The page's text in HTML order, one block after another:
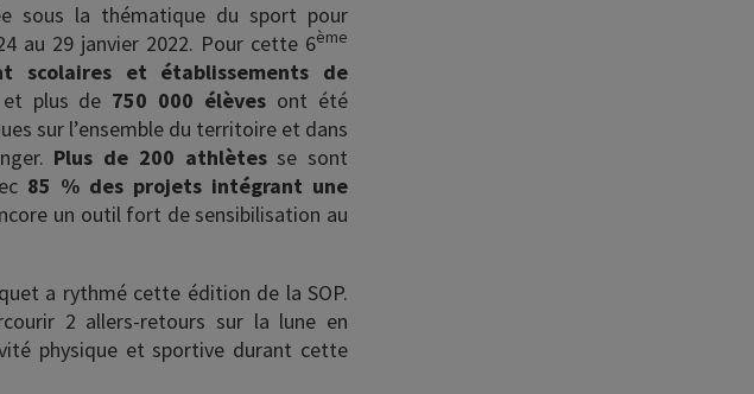
sous la thématique du sport pour
au 29 janvier 2022. Pour cette 6ème
scolaires et établissements de
plus de 750 000 élèves ont été
sur l’ensemble du territoire et dans
Plus de 200 athlètesse sont
85 % des projets intégrant une
un outil fort de sensibilisation au
a rythmé cette édition de la SOP.
2 allers-retours sur la lune en
physique et sportive durant cette